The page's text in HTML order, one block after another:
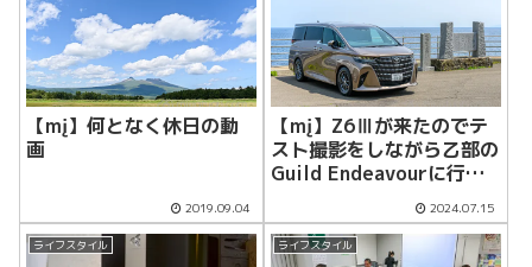
【mį】何となく休日の動
画
2019.09.04
【mį】Z6Ⅲが来たのでテ
スト撮影をしながら乙部の
Guild Endeavourに行っ
2024.07.15
ライフスタイル ライフスタイル